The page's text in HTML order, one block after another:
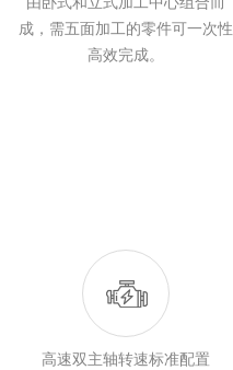
成，需五面加工的零件可一次性
高效完成。
高速双主轴转速标准配置